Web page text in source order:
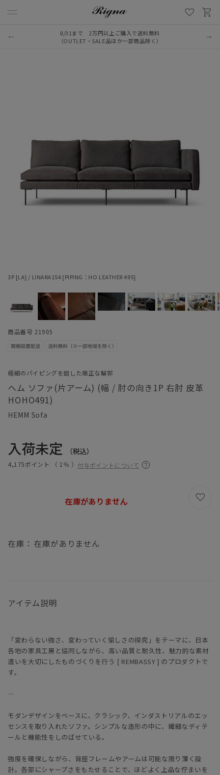
LINE新規追加でクーポンプレゼント
8/31まで 2万円以上ご購入で送料無料
（OUTLET・SALE品ほか一部商品除く）
極細のパイピングを廻した端正な輪郭
ヘム ソファ(片アーム) (幅 / 肘の向き1P 右肘 皮革
HOHO491)
HEMM Sofa
3P [LA] / LINARA154 [PIPING：HO LEATHER 495]
入荷未定 （税込）
4,175ポイント （ 1％ ） 付与ポイントについて
在庫： 在庫がありません
在庫がありません
アイテム説明
「変わらない強さ、変わっていく愉しさの探究」をテーマに、日本
各地の家具工房と協同しながら、高い品質と耐久性、魅力的な素材
遣いを大切にしたものづくりを行う [ REMBASSY ] のプロダクトで
す。
―
モダンデザインをベースに、クラシック、インダストリアルのエッ
センスを取り入れたソファ。シンプルな造形の中に、繊細なディテ
ールと機能性をしのばせている。
強度を確保しながら、背座フレームやアームは可能な限り薄く設
計。各部にシャープさをもたせることで、ほどよく上品な佇まいを
商品番号 21905